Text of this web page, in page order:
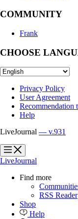
COMMUNITY
Frank
CHOOSE
Privacy Policy
User Agreement
Recommendation
Help
LiveJournal — v.931
?
?
LiveJournal
Find more
RSS Reader
Shop
Help